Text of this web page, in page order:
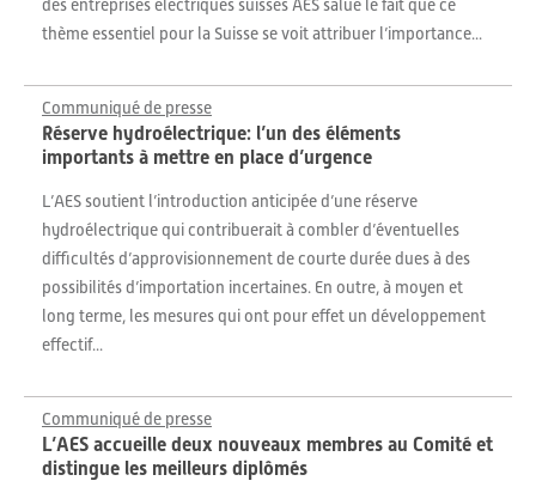
des entreprises électriques suisses AES salue le fait que ce
thème essentiel pour la Suisse se voit attribuer l’importance...
Communiqué de presse
Réserve hydroélectrique: l’un des éléments
importants à mettre en place d’urgence
L’AES soutient l’introduction anticipée d’une réserve
hydroélectrique qui contribuerait à combler d’éventuelles
difficultés d’approvisionnement de courte durée dues à des
possibilités d’importation incertaines. En outre, à moyen et
long terme, les mesures qui ont pour effet un développement
effectif...
Communiqué de presse
L’AES accueille deux nouveaux membres au Comité et
distingue les meilleurs diplômés